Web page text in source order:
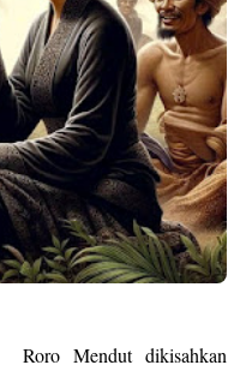
Roro Mendut dikisahkan